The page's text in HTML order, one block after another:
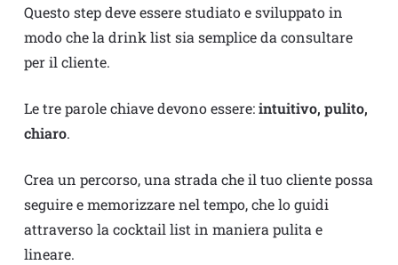
Questo step deve essere studiato e sviluppato in
modo che la drink list sia semplice da consultare
per il cliente.
Le tre parole chiave devono essere:intuitivo, pulito,
chiaro.
Crea un percorso, una strada che il tuo cliente possa
seguire e memorizzare nel tempo, che lo guidi
attraverso la cocktail list in maniera pulita e
lineare.